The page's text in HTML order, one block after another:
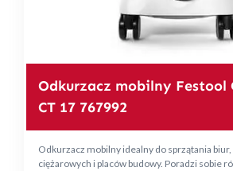
Odkurzacz mobilny Festool
CT 17 767992
Odkurzacz mobilny idealny do sprzątania biur,
ciężarowych i placów budowy. Poradzi sobie